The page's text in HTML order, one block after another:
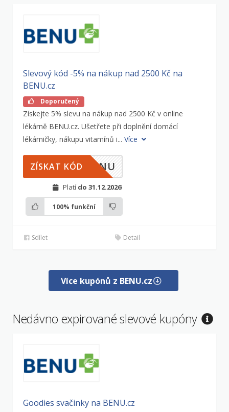
Slevový kód -5% na nákup nad 2500 Kč na
BENU.cz
Doporučený
Získejte 5% slevu na nákup nad 2500 Kč v online
lékárně BENU.cz. Ušetřete při doplnění domácí
lékárničky, nákupu vitamínů i... Více
BENU
ZÍSKAT KÓD
Platí do 31.12.2026!
100% funkční
Sdílet Detail
Více kupónů z BENU.cz
Nedávno expirované slevové kupóny
Goodies svačinky na BENU.cz